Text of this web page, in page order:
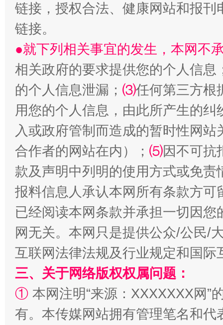
“刷贴”乱象丛生
生
揭批美国五大"原罪" "炒
链接，授权合法、健康网站和报
链接。
●就下列相关事宜的发生，本网不
相关政府的要求提供您的个人信息
的个人信息泄漏； ⑶任何第三方根
用您的个人信息，由此所产生的纠
入或政府管制而造成的暂时性网
合作者的网站在内）； ⑸因不可抗
款及声明中列明的使用方式或免责
报料信息人承认本网所有条款方
已经阅读本网条款并承担一切因
网无关。本网只是提供公众/公民/
互联网法律法规及行业规定和国
三、关于网络版权权属问题：
① 本网注明“来源：XXXXXXX网”
有。本传媒网站拥有管理笔名和